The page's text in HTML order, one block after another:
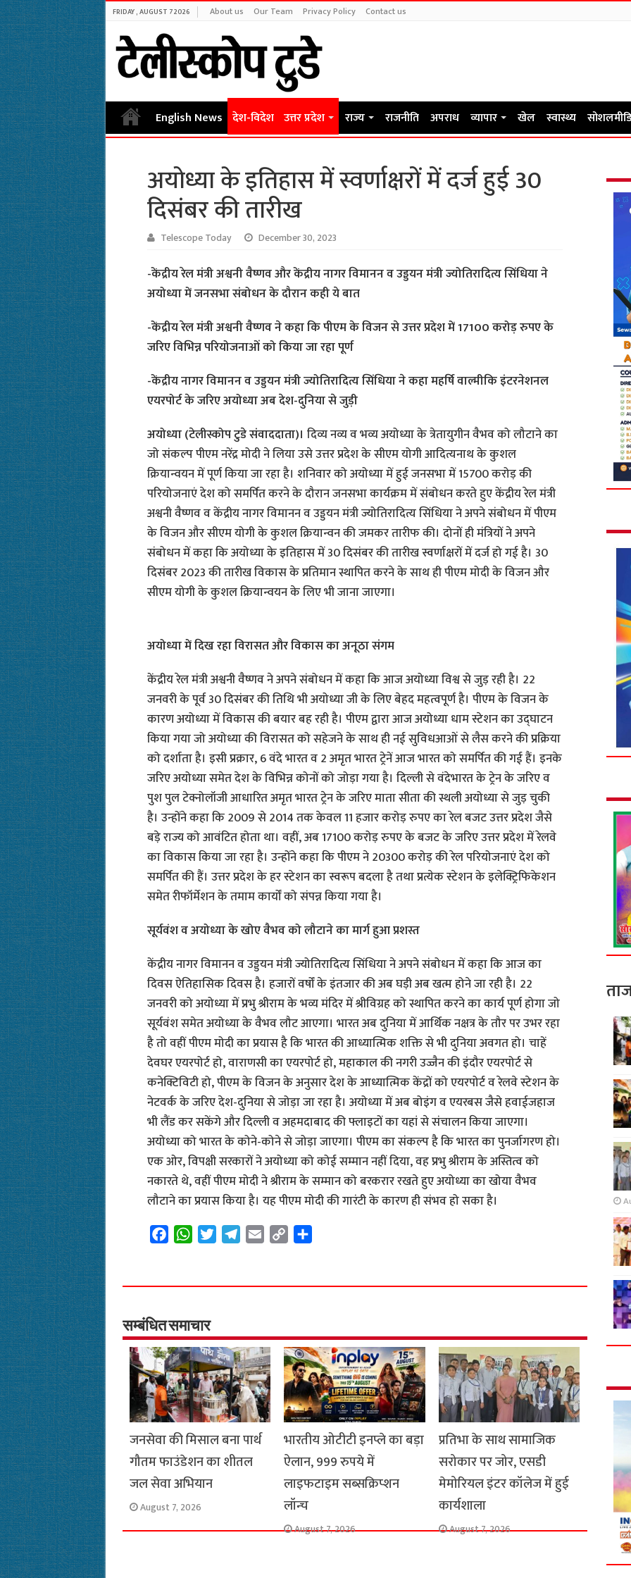
FRIDAY , AUGUST 7 2026 About us Our Team Privacy Policy Contact us
English News देश-विदेश उत्तर प्रदेश राज्य राजनीति अपराध व्यापार खेल स्वास्थ्य
अयोध्या के इतिहास में स्वर्णाक्षरों में दर्ज हुई 30
दिसंबर की तारीख
Telescope Today December 30, 2023
-केंद्रीय रेल मंत्री अश्वनी वैष्णव और केंद्रीय नागर विमानन व उड्डयन मंत्री ज्योतिरादित्य सिंधिया ने
अयोध्या में जनसभा संबोधन के दौरान कही ये बात
-केंद्रीय रेल मंत्री अश्वनी वैष्णव ने कहा कि पीएम के विजन से उत्तर प्रदेश में 17100 करोड़ रुपए के
जरिए विभिन्न परियोजनाओं को किया जा रहा पूर्ण
-केंद्रीय नागर विमानन व उड्डयन मंत्री ज्योतिरादित्य सिंधिया ने कहा महर्षि वाल्मीकि इंटरनेशनल
एयरपोर्ट के जरिए अयोध्या अब देश-दुनिया से जुड़ी
अयोध्या (टेलीस्कोप टुडे संवाददाता)। दिव्य नव्य व भव्य अयोध्या के त्रेतायुगीन वैभव को लौटाने का
जो संकल्प पीएम नरेंद्र मोदी ने लिया उसे उत्तर प्रदेश के सीएम योगी आदित्यनाथ के कुशल
क्रियान्वयन में पूर्ण किया जा रहा है। शनिवार को अयोध्या में हुई जनसभा में 15700 करोड़ की
परियोजनाएं देश को समर्पित करने के दौरान जनसभा कार्यक्रम में संबोधन करते हुए केंद्रीय रेल मंत्री
अश्वनी वैष्णव व केंद्रीय नागर विमानन व उड्डयन मंत्री ज्योतिरादित्य सिंधिया ने अपने संबोधन में पीएम
के विजन और सीएम योगी के कुशल क्रियान्वन की जमकर तारीफ की। दोनों ही मंत्रियों ने अपने
संबोधन में कहा कि अयोध्या के इतिहास में 30 दिसंबर की तारीख स्वर्णाक्षरों में दर्ज हो गई है। 30
दिसंबर 2023 की तारीख विकास के प्रतिमान स्थापित करने के साथ ही पीएम मोदी के विजन और
सीएम योगी के कुशल क्रियान्वयन के लिए भी जाना जाएगा।
अयोध्या में दिख रहा विरासत और विकास का अनूठा संगम
केंद्रीय रेल मंत्री अश्वनी वैष्णव ने अपने संबोधन में कहा कि आज अयोध्या विश्व से जुड़ रही है। 22
जनवरी के पूर्व 30 दिसंबर की तिथि भी अयोध्या जी के लिए बेहद महत्वपूर्ण है। पीएम के विजन के
कारण अयोध्या में विकास की बयार बह रही है। पीएम द्वारा आज अयोध्या धाम स्टेशन का उद्घाटन
किया गया जो अयोध्या की विरासत को सहेजने के साथ ही नई सुविधआओं से लैस करने की प्रक्रिया
को दर्शाता है। इसी प्रक्रार, 6 वंदे भारत व 2 अमृत भारत ट्रेनें आज भारत को समर्पित की गई हैं। इनके
जरिए अयोध्या समेत देश के विभिन्न कोनों को जोड़ा गया है। दिल्ली से वंदेभारत के ट्रेन के जरिए व
पुश पुल टेक्नोलॉजी आधारित अमृत भारत ट्रेन के जरिए माता सीता की स्थली अयोध्या से जुड़ चुकी
है। उन्होंने कहा कि 2009 से 2014 तक केवल 11 हजार करोड़ रुपए का रेल बजट उत्तर प्रदेश जैसे
बड़े राज्य को आवंटित होता था। वहीं, अब 17100 करोड़ रुपए के बजट के जरिए उत्तर प्रदेश में रेलवे
का विकास किया जा रहा है। उन्होंने कहा कि पीएम ने 20300 करोड़ की रेल परियोजनाएं देश को
समर्पित की हैं। उत्तर प्रदेश के हर स्टेशन का स्वरूप बदला है तथा प्रत्येक स्टेशन के इलेक्ट्रिफिकेशन
समेत रीफॉर्मेशन के तमाम कार्यों को संपन्न किया गया है।
सूर्यवंश व अयोध्या के खोए वैभव को लौटाने का मार्ग हुआ प्रशस्त
केंद्रीय नागर विमानन व उड्डयन मंत्री ज्योतिरादित्य सिंधिया ने अपने संबोधन में कहा कि आज का
दिवस ऐतिहासिक दिवस है। हजारों वर्षों के इंतजार की अब घड़ी अब खत्म होने जा रही है। 22
जनवरी को अयोध्या में प्रभु श्रीराम के भव्य मंदिर में श्रीविग्रह को स्थापित करने का कार्य पूर्ण होगा जो
सूर्यवंश समेत अयोध्या के वैभव लौट आएगा। भारत अब दुनिया में आर्थिक नक्षत्र के तौर पर उभर रहा
है तो वहीं पीएम मोदी का प्रयास है कि भारत की आध्यात्मिक शक्ति से भी दुनिया अवगत हो। चाहें
देवघर एयरपोर्ट हो, वाराणसी का एयरपोर्ट हो, महाकाल की नगरी उज्जैन की इंदौर एयरपोर्ट से
कनेक्टिविटी हो, पीएम के विजन के अनुसार देश के आध्यात्मिक केंद्रों को एयरपोर्ट व रेलवे स्टेशन के
नेटवर्क के जरिए देश-दुनिया से जोड़ा जा रहा है। अयोध्या में अब बोइंग व एयरबस जैसे हवाईजहाज
भी लैंड कर सकेंगे और दिल्ली व अहमदाबाद की फ्लाइटों का यहां से संचालन किया जाएगा।
अयोध्या को भारत के कोने-कोने से जोड़ा जाएगा। पीएम का संकल्प है कि भारत का पुनर्जागरण हो।
एक ओर, विपक्षी सरकारों ने अयोध्या को कोई सम्मान नहीं दिया, वह प्रभु श्रीराम के अस्तित्व को
नकारते थे, वहीं पीएम मोदी ने श्रीराम के सम्मान को बरकरार रखते हुए अयोध्या का खोया वैभव
लौटाने का प्रयास किया है। यह पीएम मोदी की गारंटी के कारण ही संभव हो सका है।
e
o
o
k
W
t
A
p
p
t
r
e
a
m
i
y
n
k
r
सम्बंधित समाचार
जनसेवा की मिसाल बना पार्थ
गौतम फाउंडेशन का शीतल
जल सेवा अभियान
August 7, 2026
भारतीय ओटीटी इनप्ले का बड़ा
ऐलान, 999 रुपये में
लाइफटाइम सब्सक्रिप्शन
लॉन्च
August 7, 2026
प्रतिभा के साथ सामाजिक
सरोकार पर जोर, एसडी
मेमोरियल इंटर कॉलेज में हुई
कार्यशाला
August 7, 2026